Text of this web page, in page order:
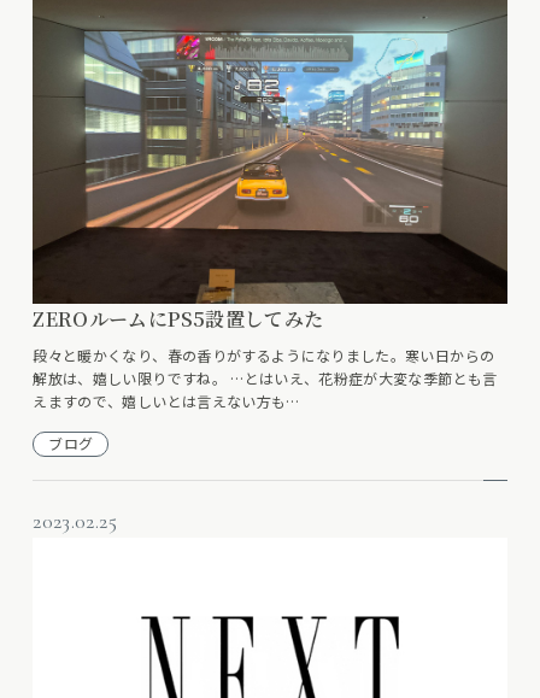
ZEROルームにPS5設置してみた
段々と暖かくなり、春の香りがするようになりました。寒い日からの
解放は、嬉しい限りですね。 …とはいえ、花粉症が大変な季節とも言
えますので、嬉しいとは言えない方も…
ブログ
2023.02.25